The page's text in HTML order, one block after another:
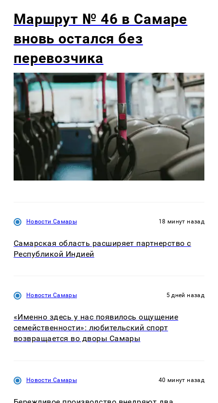
Маршрут № 46 в Самаре
вновь остался без
перевозчика
Новости Самары 18 минут назад
Самарская область расширяет партнерство с
Республикой Индией
Новости Самары 5 дней назад
«Именно здесь у нас появилось ощущение
семейственности»: любительский спорт
возвращается во дворы Самары
Новости Самары 40 минут назад